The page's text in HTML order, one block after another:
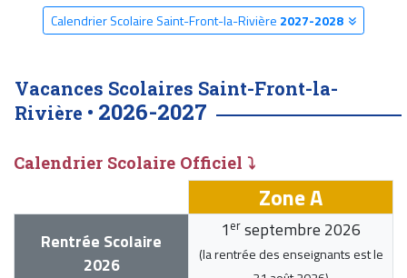
Calendrier Scolaire Saint-Front-la-Rivière 2027-2028
Vacances Scolaires Saint-Front-la-
Rivière • 2026-2027
Calendrier Scolaire Officiel ⤵
Zone A
Rentrée Scolaire
2026
1 er septembre 2026
(la rentrée des enseignants est le